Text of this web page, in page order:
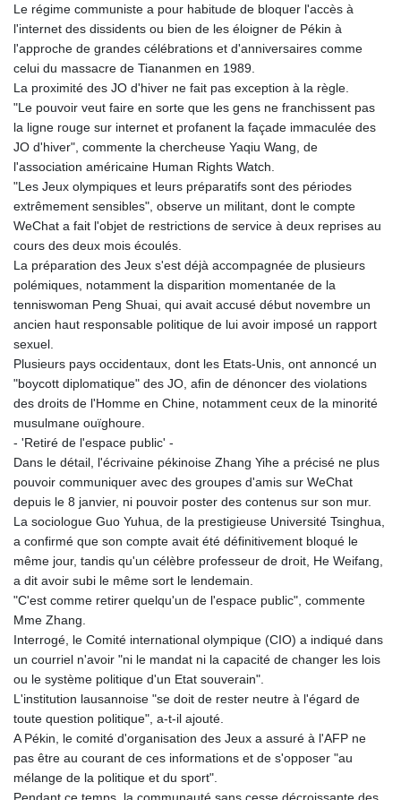
KHR 4684.773512
KMF 492.554315
KRW 1633.35962
KWD 0.3563
KYD 0.961169
KZT 540.560026
LAK 26041.078389
LBP
103284.103894
LKR 386.869037
LRD 208.186862
LSL 18.737893
LVL 0.697755
LYD 7.336566
MAD 10.74989
MDL 20.056874
MKD 61.568318
MMK 2421.882171
MNT 4148.114639
MUR 54.296451
MVR 17.833845
MWK 1999.984044
MXN 19.787625
MYR 4.718133
MZN 73.706953
NAD 18.737893
NGN 1574.178272
NOK 10.973636
NPR 175.604157
NZD 1.964801
OMR 0.443526
PAB 1.153368
PEN 3.906131
PGK 5.097172
PHP 70.205705
Le régime communiste a pour habitude de bloquer l'accès à
l'internet des dissidents ou bien de les éloigner de Pékin à
l'approche de grandes célébrations et d'anniversaires comme
celui du massacre de Tiananmen en 1989.
La proximité des JO d'hiver ne fait pas exception à la règle.
"Le pouvoir veut faire en sorte que les gens ne franchissent pas
la ligne rouge sur internet et profanent la façade immaculée des
JO d'hiver", commente la chercheuse Yaqiu Wang, de
l'association américaine Human Rights Watch.
"Les Jeux olympiques et leurs préparatifs sont des périodes
extrêmement sensibles", observe un militant, dont le compte
WeChat a fait l'objet de restrictions de service à deux reprises au
cours des deux mois écoulés.
La préparation des Jeux s'est déjà accompagnée de plusieurs
polémiques, notamment la disparition momentanée de la
tenniswoman Peng Shuai, qui avait accusé début novembre un
ancien haut responsable politique de lui avoir imposé un rapport
sexuel.
Plusieurs pays occidentaux, dont les Etats-Unis, ont annoncé un
"boycott diplomatique" des JO, afin de dénoncer des violations
des droits de l'Homme en Chine, notamment ceux de la minorité
musulmane ouïghoure.
- 'Retiré de l'espace public' -
Dans le détail, l'écrivaine pékinoise Zhang Yihe a précisé ne plus
pouvoir communiquer avec des groupes d'amis sur WeChat
depuis le 8 janvier, ni pouvoir poster des contenus sur son mur.
La sociologue Guo Yuhua, de la prestigieuse Université Tsinghua,
a confirmé que son compte avait été définitivement bloqué le
même jour, tandis qu'un célèbre professeur de droit, He Weifang,
a dit avoir subi le même sort le lendemain.
"C'est comme retirer quelqu'un de l'espace public", commente
Mme Zhang.
Interrogé, le Comité international olympique (CIO) a indiqué dans
un courriel n'avoir "ni le mandat ni la capacité de changer les lois
ou le système politique d'un Etat souverain".
L'institution lausannoise "se doit de rester neutre à l'égard de
toute question politique", a-t-il ajouté.
A Pékin, le comité d'organisation des Jeux a assuré à l'AFP ne
pas être au courant de ces informations et de s'opposer "au
mélange de la politique et du sport".
Pendant ce temps, la communauté sans cesse décroissante des